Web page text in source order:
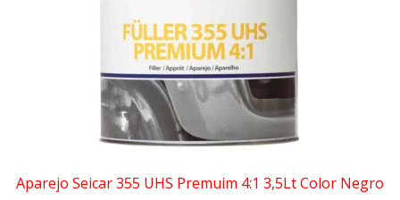
Aparejo Seicar 355 UHS Premuim 4:1 3,5Lt Color Negro